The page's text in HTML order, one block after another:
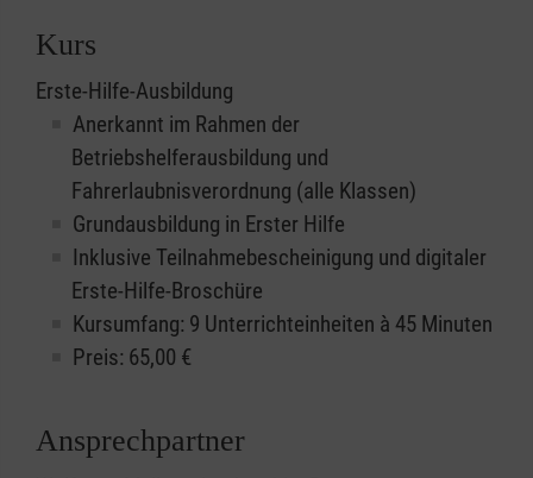
Kurs
Erste-Hilfe-Ausbildung
Anerkannt im Rahmen der
Betriebshelferausbildung und
Fahrerlaubnisverordnung (alle Klassen)
Grundausbildung in Erster Hilfe
Inklusive Teilnahmebescheinigung und digitaler
Erste-Hilfe-Broschüre
Kursumfang: 9 Unterrichteinheiten à 45 Minuten
Preis: 65,00 €
Ansprechpartner